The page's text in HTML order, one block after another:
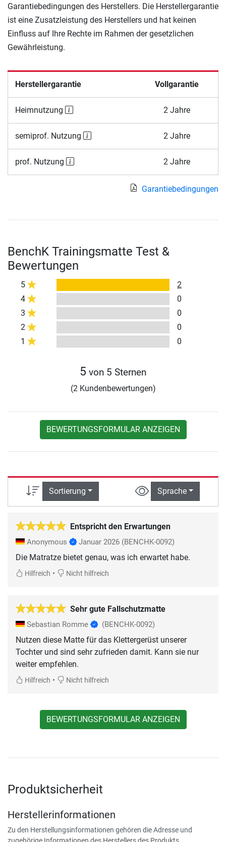
Garantiebedingungen des Herstellers. Die Herstellergarantie
ist eine Zusatzleistung des Herstellers und hat keinen
Einfluss auf Ihre Rechte im Rahmen der gesetzlichen
Gewährleistung.
Herstellergarantie Vollgarantie
Heimnutzung 2 Jahre
semiprof. Nutzung 2 Jahre
prof. Nutzung 2 Jahre
Garantiebedingungen
BenchK Trainingsmatte Test &
Bewertungen
5
2
4
0
3
0
2
0
1
0
5 von 5 Sternen
(2 Kundenbewertungen)
BEWERTUNGSFORMULAR ANZEIGEN
Sortierung Sprache
Entspricht den Erwartungen
Anonymous Januar 2026 (BENCHK-0092)
Hilfreich • Nicht hilfreich
Sehr gute Fallschutzmatte
Sebastian Romme (BENCHK-0092)
Nutzen diese Matte für das Klettergerüst unserer
Tochter und sind sehr zufrieden damit. Kann sie nur
weiter empfehlen.
Hilfreich • Nicht hilfreich
BEWERTUNGSFORMULAR ANZEIGEN
Produktsicherheit
Herstellerinformationen
Zu den Herstellungsinformationen gehören die Adresse und